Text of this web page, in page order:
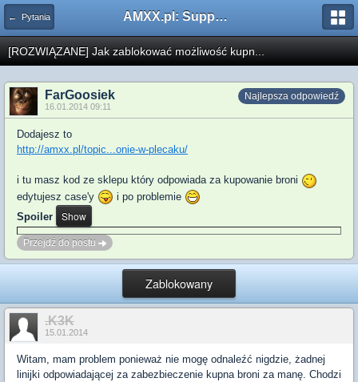
← Pytania AMXX.pl: Support AMX Mod X i SourceMod
[ROZWIĄZANE] Jak zablokować możliwość kupn...
Najlepsza odpowiedź
FarGoosiek
16.01.2014 09:11
Dodajesz to
http://amxx.pl/topic...onie-w-plecaku/
i tu masz kod ze sklepu który odpowiada za kupowanie broni
edytujesz case'y
i po problemie
Spoiler
Przejdź do postu
Zablokowany
.K3K
15.01.2014
Witam, mam problem ponieważ nie mogę odnaleźć nigdzie, żadnej
linijki odpowiadającej za zabezbieczenie kupna broni za manę. Chodzi